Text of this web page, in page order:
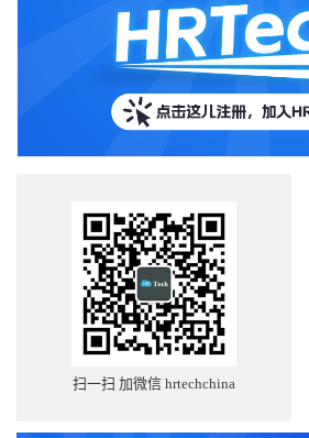
扫一扫 加微信 hrtechchina